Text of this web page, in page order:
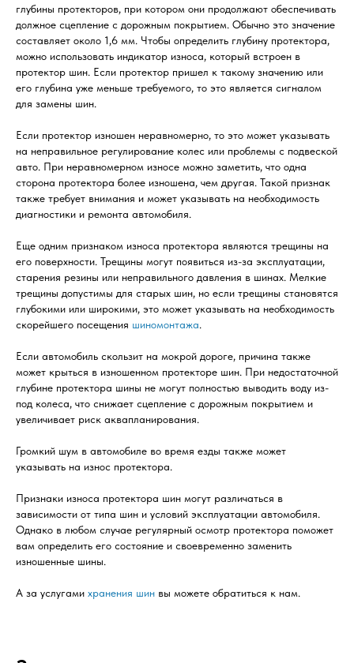
глубины протекторов, при котором они продолжают обеспечивать
должное сцепление с дорожным покрытием. Обычно это значение
составляет около 1,6 мм. Чтобы определить глубину протектора,
можно использовать индикатор износа, который встроен в
протектор шин. Если протектор пришел к такому значению или
его глубина уже меньше требуемого, то это является сигналом
для замены шин.
Если протектор изношен неравномерно, то это может указывать
на неправильное регулирование колес или проблемы с подвеской
авто. При неравномерном износе можно заметить, что одна
сторона протектора более изношена, чем другая. Такой признак
также требует внимания и может указывать на необходимость
диагностики и ремонта автомобиля.
Еще одним признаком износа протектора являются трещины на
его поверхности. Трещины могут появиться из-за эксплуатации,
старения резины или неправильного давления в шинах. Мелкие
трещины допустимы для старых шин, но если трещины становятся
глубокими или широкими, это может указывать на необходимость
скорейшего посещения шиномонтажа.
Если автомобиль скользит на мокрой дороге, причина также
может крыться в изношенном протекторе шин. При недостаточной
глубине протектора шины не могут полностью выводить воду из-
под колеса, что снижает сцепление с дорожным покрытием и
увеличивает риск аквапланирования.
Громкий шум в автомобиле во время езды также может
указывать на износ протектора.
Признаки износа протектора шин могут различаться в
зависимости от типа шин и условий эксплуатации автомобиля.
Однако в любом случае регулярный осмотр протектора поможет
вам определить его состояние и своевременно заменить
изношенные шины.
А за услугами хранения шин вы можете обратиться к нам.